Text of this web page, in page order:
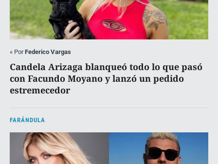
« PorFederico Vargas
Candela Arizaga blanqueó todo lo que pasó
con Facundo Moyano y lanzó un pedido
estremecedor
FARÁNDULA